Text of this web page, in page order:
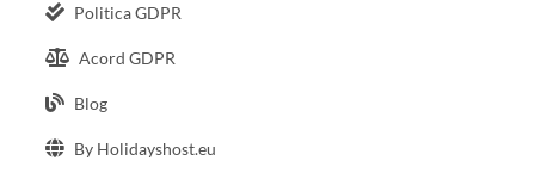
Politica GDPR
Acord GDPR
Blog
By Holidayshost.eu